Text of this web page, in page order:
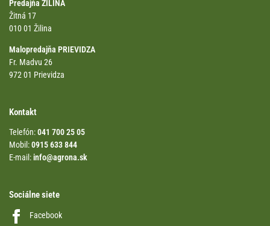
Predajňa ŽILINA
Žitná 17
010 01 Žilina
Malopredajňa PRIEVIDZA
Fr. Madvu 26
972 01 Prievidza
Kontakt
Telefón:041 700 25 05
Mobil:0915 633 844
E-mail:info@agrona.sk
Sociálne siete
Facebook